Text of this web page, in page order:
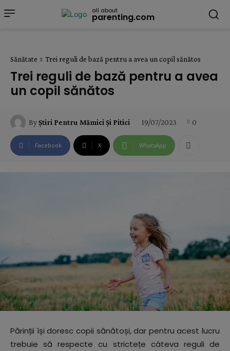
all about
parenting.com
Sănătate Trei reguli de bază pentru a avea un copil sănătos
Trei reguli de bază pentru a avea
un copil sănătos
ByȘtiri Pentru Mămici Și Pitici 19/07/2023 0
Facebook X WhatsApp
Părinții își doresc copii sănătoși, dar pentru acest lucru
trebuie să respecte cu strictețe câteva reguli de